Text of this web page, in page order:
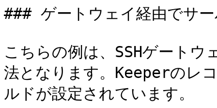
### ゲートウェイ経由でサー
こちらの例は、SSHゲート
法となります。Keeperのレ
ルドが設定されています。